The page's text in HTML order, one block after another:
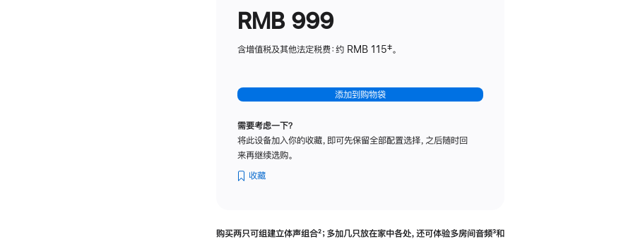
RMB 999
含增值税及其他法定税费：约 RMB 115‡。
添加到购物袋
需要考虑一下？
将此设备加入你的收藏，即可先保留全部配置选择，之后随时回
来再继续选购。
收藏
购买两只可组建立体声组合脚
²；多加几只放在家中各处，还可体验多‍房‍间音频脚
³和